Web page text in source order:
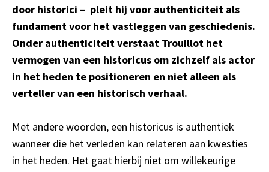
door historici – pleit hij voor authenticiteit als
fundament voor het vastleggen van geschiedenis.
Onder authenticiteit verstaat Trouillot het
vermogen van een historicus om zichzelf als actor
in het heden te positioneren en niet alleen als
verteller van een historisch verhaal.
Met andere woorden, een historicus is authentiek
wanneer die het verleden kan relateren aan kwesties
in het heden. Het gaat hierbij niet om willekeurige